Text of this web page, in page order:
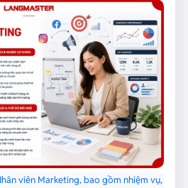
viên Marketing, bao gồm nhiệm vụ,